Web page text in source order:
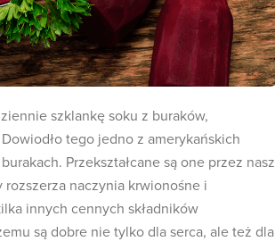
szklankę soku z buraków,
tego jedno z amerykańskich
Przekształcane są one przez nasz
naczynia krwionośne i
innych cennych składników
są dobre nie tylko dla serca, ale też dla